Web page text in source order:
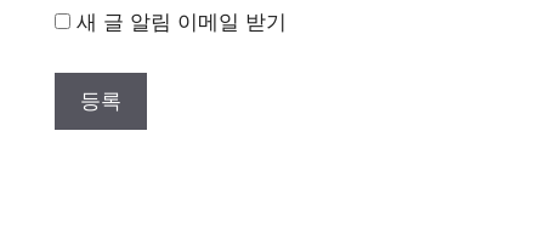
새 글 알림 이메일 받기